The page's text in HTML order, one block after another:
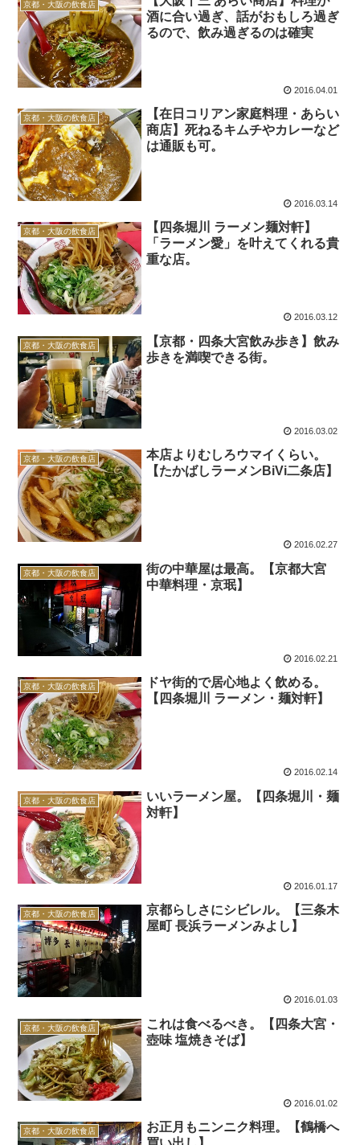
京都・大阪の飲食店
酒に合い過ぎ、話がおもしろ過ぎ
るので、飲み過ぎるのは確実
2016.04.01
京都・大阪の飲食店
【在日コリアン家庭料理・あらい
商店】死ねるキムチやカレーなど
は通販も可。
2016.03.14
京都・大阪の飲食店
【四条堀川 ラーメン麺対軒】
「ラーメン愛」を叶えてくれる貴
重な店。
2016.03.12
京都・大阪の飲食店
【京都・四条大宮飲み歩き】飲み
歩きを満喫できる街。
2016.03.02
京都・大阪の飲食店
本店よりむしろウマイくらい。
【たかばしラーメンBiVi二条店】
2016.02.27
京都・大阪の飲食店
街の中華屋は最高。【京都大宮
中華料理・京珉】
2016.02.21
京都・大阪の飲食店
ドヤ街的で居心地よく飲める。
【四条堀川 ラーメン・麺対軒】
2016.02.14
京都・大阪の飲食店
いいラーメン屋。【四条堀川・麺
対軒】
2016.01.17
京都・大阪の飲食店
京都らしさにシビレル。【三条木
屋町 長浜ラーメンみよし】
2016.01.03
京都・大阪の飲食店
これは食べるべき。【四条大宮・
壺味 塩焼きそば】
2016.01.02
京都・大阪の飲食店
お正月もニンニク料理。【鶴橋へ